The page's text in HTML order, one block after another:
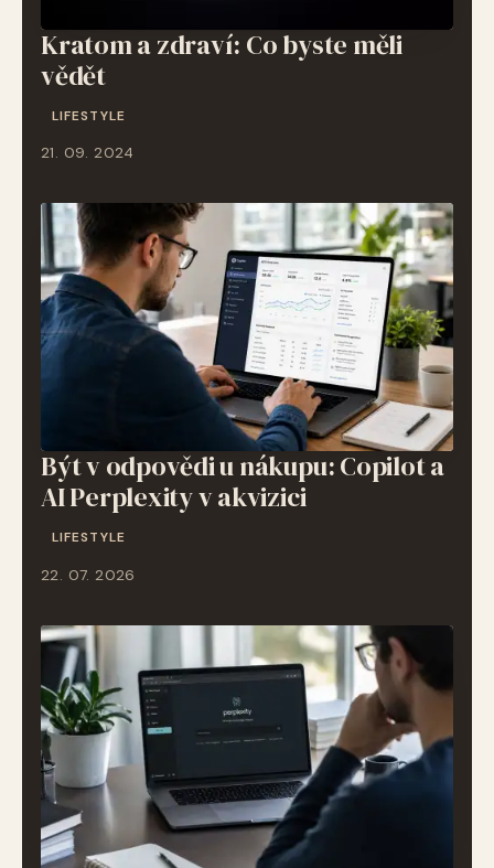
Kratom a zdraví: Co byste měli
vědět
LIFESTYLE
21. 09. 2024
Být v odpovědi u nákupu: Copilot a
AI Perplexity v akvizici
LIFESTYLE
22. 07. 2026